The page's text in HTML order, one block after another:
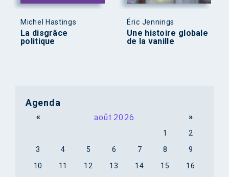
Michel Hastings
La disgrâce
politique
Éric Jennings
Une histoire globale
de la vanille
Agenda
« août 2026 »
1
2
3
4 5 6 7 8
9
10
11 12 13 14 15
16